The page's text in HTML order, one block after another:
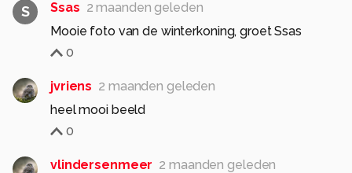
S Ssas 2 maanden geleden
Mooie foto van de winterkoning, groet Ssas
0
jvriens 2 maanden geleden
heel mooi beeld
0
vlindersenmeer 2 maanden geleden